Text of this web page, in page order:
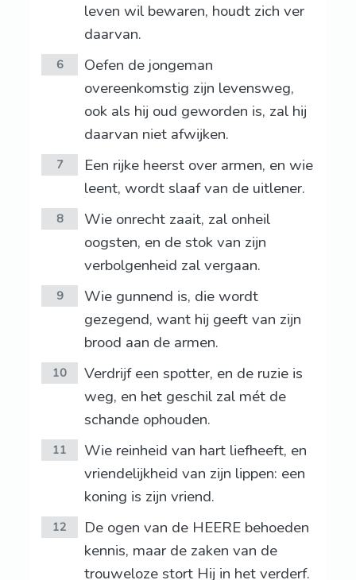
leven wil bewaren, houdt zich ver
daarvan.
6
Oefen de jongeman
overeenkomstig zijn levensweg,
ook als hij oud geworden is, zal hij
daarvan niet afwijken.
7
Een rijke heerst over armen, en wie
leent, wordt slaaf van de uitlener.
8
Wie onrecht zaait, zal onheil
oogsten, en de stok van zijn
verbolgenheid zal vergaan.
9
Wie gunnend is, die wordt
gezegend, want hij geeft van zijn
brood aan de armen.
10
Verdrijf een spotter, en de ruzie is
weg, en het geschil zal mét de
schande ophouden.
11
Wie reinheid van hart liefheeft, en
vriendelijkheid van zijn lippen: een
koning is zijn vriend.
12
De ogen van de HEERE behoeden
kennis, maar de zaken van de
trouweloze stort Hij in het verderf.